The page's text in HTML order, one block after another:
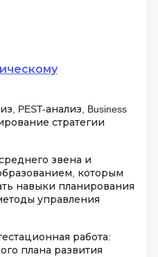
PEST-анализ, Business
стратегии
звена и
которым
навыки планирования
управления
работа:
плана развития